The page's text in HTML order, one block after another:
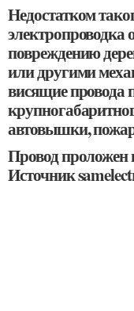
Недостатком
электропроводка
повреждению
или другими
висящие провода
автовышки,
Провод
Источник